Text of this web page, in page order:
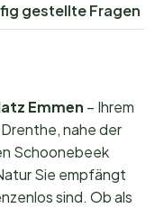
gestellte Fragen
Emmen – Ihrem
nahe der
Schoonebeek
Sie empfängt
sind. Ob als